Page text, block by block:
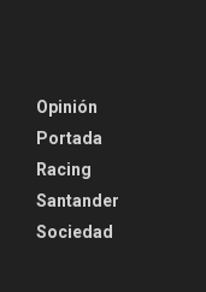
Opinión
Portada
Racing
Santander
Sociedad